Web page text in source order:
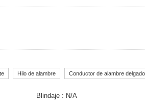
Hilo de alambre Conductor de alambre delgado
Blindaje
N/A